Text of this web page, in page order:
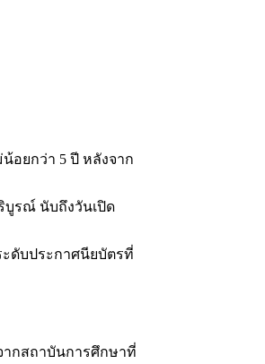
อยกว่า 5 ปี หลังจาก
บูรณ์ นับถึงวันเปิด
ดับประกาศนียบัตรที่
ากสถาบันการศึกษาที่